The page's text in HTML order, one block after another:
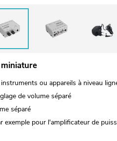
ou appareils à niveau
de volume séparé
séparé
pour l'amplificateur de